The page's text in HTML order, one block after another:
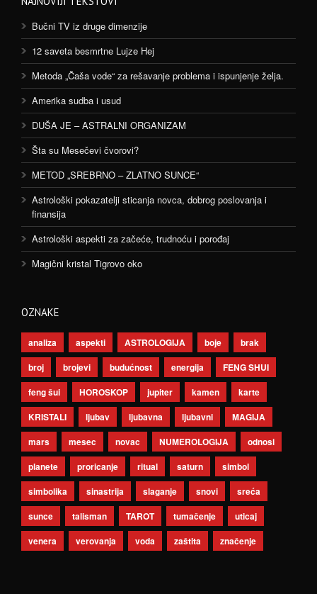
Bučni TV iz druge dimenzije
12 saveta besmrtne Lujze Hej
Metoda „Čaša vode“ za rešavanje problema i ispunjenje želja.
Amerika sudba i usud
DUŠA JE – ASTRALNI ORGANIZAM
Šta su Mesečevi čvorovi?
METOD „SREBRNO – ZLATNO SUNCE“
Astrološki pokazatelji sticanja novca, dobrog poslovanja i
finansija
Astrološki aspekti za začeće, trudnoću i porođaj
Magični kristal Tigrovo oko
OZNAKE
analiza aspekti ASTROLOGIJA boje
brak
broj
brojevi budućnost energija
FENG SHUI
feng šui
HOROSKOP jupiter kamen
karte
KRISTALI
ljubav ljubavna ljubavni
MAGIJA
mars
mesec novac NUMEROLOGIJA
odnosi
planete
proricanje ritual saturn
simbol
simbolika
sinastrija slaganje snovi
sreća
sunce
talisman TAROT tumačenje
uticaj
venera
verovanja voda zaštita značenje